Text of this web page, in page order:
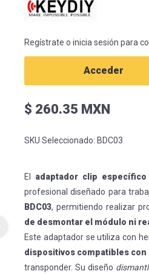
Regístrate o inicia sesión para
Acceder
$ 260.35 MXN
SKU Seleccionado: BDC03
El adaptador clip específico
profesional diseñado para
BDC03, permitiendo realizar
de desmontar el módulo ni
Este adaptador se utiliza con
dispositivos compatibles con
transponder. Su diseño